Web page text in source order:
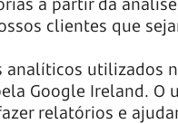
clientes que
utilizados
Google Ireland.
relatórios e